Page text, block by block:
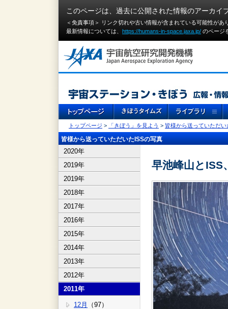
このページは、過去に公開された情報のアーカイ
＜免責事項＞ リンク切れや古い情報が含まれている可能性が
最新情報については、 https://humans-in-space.jaxa.jp/ のページ
トップページ > 「きぼう」を見よう > 皆様から送っていただい
皆様から送っていただいたISSの写真
2020年
2019年
2019年
2018年
2017年
2016年
2015年
2014年
2013年
2012年
2011年
12月
（97）
早池峰山とISS